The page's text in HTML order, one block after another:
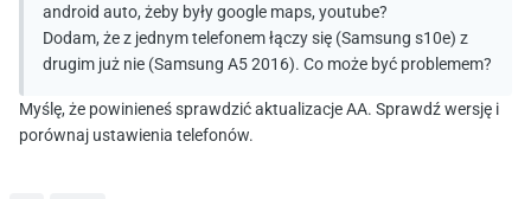
android auto, żeby były google maps, youtube?
Dodam, że z jednym telefonem łączy się (Samsung s10e) z
drugim już nie (Samsung A5 2016). Co może być problemem?
Myślę, że powinieneś sprawdzić aktualizacje AA. Sprawdź wersję i
porównaj ustawienia telefonów.